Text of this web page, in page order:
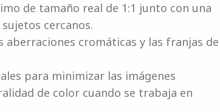
de tamaño real de 1:1 junto con una
cercanos.
cromáticas y las franjas de
para minimizar las imágenes
de color cuando se trabaja en